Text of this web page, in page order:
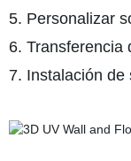
5. Personalizar
6. Transferencia
7. Instalación de